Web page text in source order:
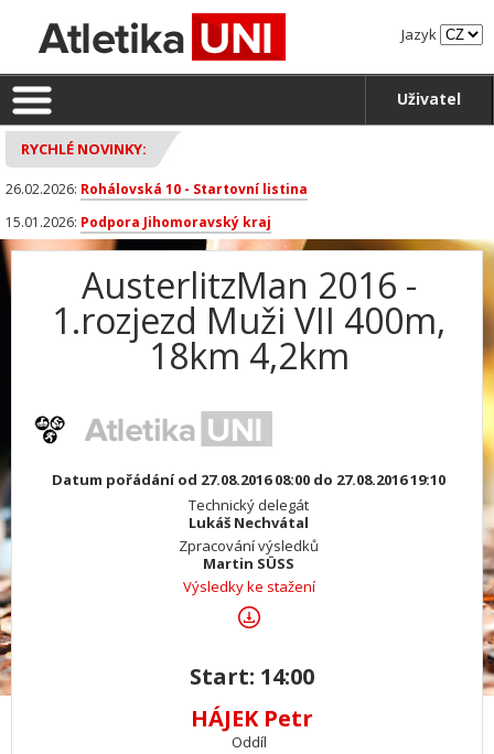
Jazyk
Uživatel
RYCHLÉ NOVINKY:
26.02.2026: Rohálovská 10 - Startovní listina
15.01.2026: Podpora Jihomoravský kraj
AusterlitzMan 2016 -
1.rozjezd Muži VII 400m,
18km 4,2km
Datum pořádání od 27.08.2016 08:00 do 27.08.2016 19:10
Technický delegát
Lukáš Nechvátal
Zpracování výsledků
Martin SÜSS
Výsledky ke stažení
Start: 14:00
HÁJEK Petr
Oddíl